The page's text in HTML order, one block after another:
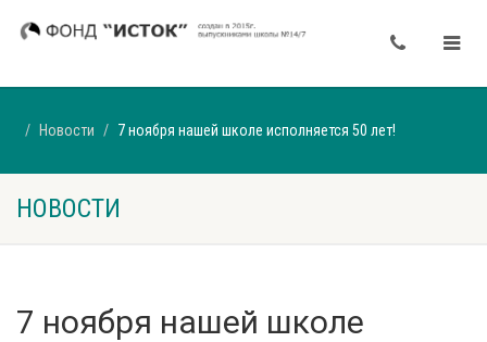
Новости 7 ноября нашей школе исполняется 50 лет!
НОВОСТИ
7 ноября нашей школе